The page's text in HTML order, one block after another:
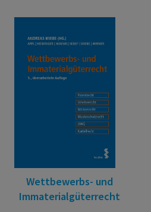
Wettbewerbs- und
Immaterialgüterrecht